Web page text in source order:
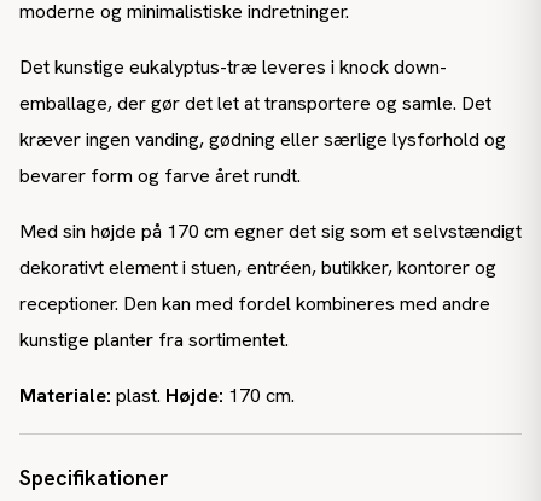
moderne og minimalistiske indretninger.
Det kunstige eukalyptus-træ leveres i knock down-
emballage, der gør det let at transportere og samle. Det
kræver ingen vanding, gødning eller særlige lysforhold og
bevarer form og farve året rundt.
Med sin højde på 170 cm egner det sig som et selvstændigt
dekorativt element i stuen, entréen, butikker, kontorer og
receptioner. Den kan med fordel kombineres med andre
kunstige planter fra sortimentet.
Materiale: plast. Højde: 170 cm.
Specifikationer